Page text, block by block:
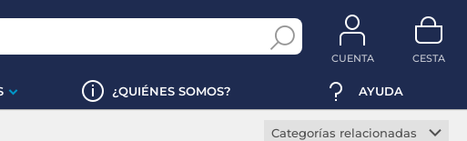
CUENTA CESTA
¿QUIÉNES SOMOS? AYUDA
Categorías relacionadas